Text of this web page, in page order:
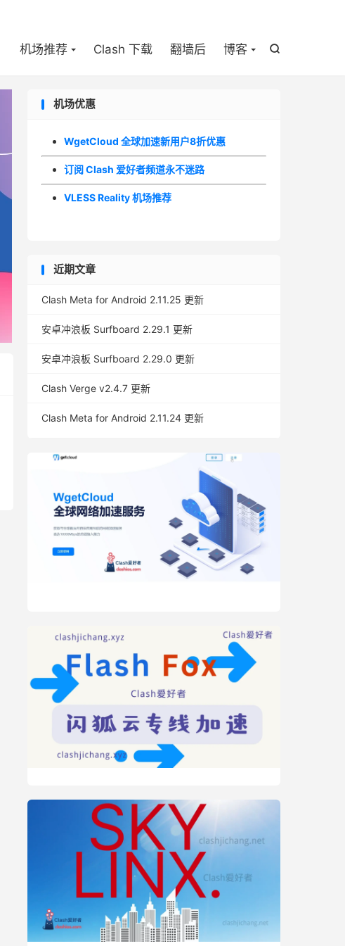

机场推荐 Clash 下载 翻墙后 博客
机场优惠
WgetCloud 全球加速新用户8折优惠
订阅 Clash 爱好者频道永不迷路
VLESS Reality 机场推荐
近期文章
Clash Meta for Android 2.11.25 更新
安卓冲浪板 Surfboard 2.29.1 更新
安卓冲浪板 Surfboard 2.29.0 更新
Clash Verge v2.4.7 更新
Clash Meta for Android 2.11.24 更新